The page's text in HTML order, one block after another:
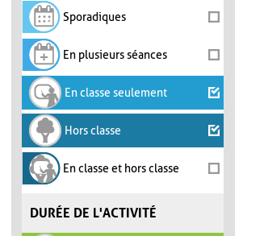
Sporadiques
En plusieurs séances
En classe seulement
Hors classe
En classe et hors classe
DURÉE DE L'ACTIVITÉ